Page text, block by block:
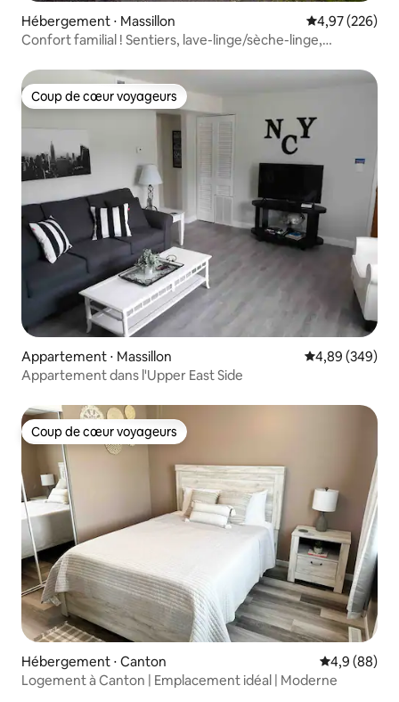
Hébergement ⋅ Massillon Évaluation
4,97 (226)
Confort familial ! Sentiers, lave-linge/sèche-linge,
Coup de cœur voyageurs
Coup de cœur voyageurs
Appartement ⋅ Massillon Évaluation
4,89 (349)
Appartement dans l'Upper East Side
Coup de cœur voyageurs
Coup de cœur voyageurs
Hébergement ⋅ Canton Évaluation
4,9 (88)
Logement à Canton | Emplacement idéal | Moderne